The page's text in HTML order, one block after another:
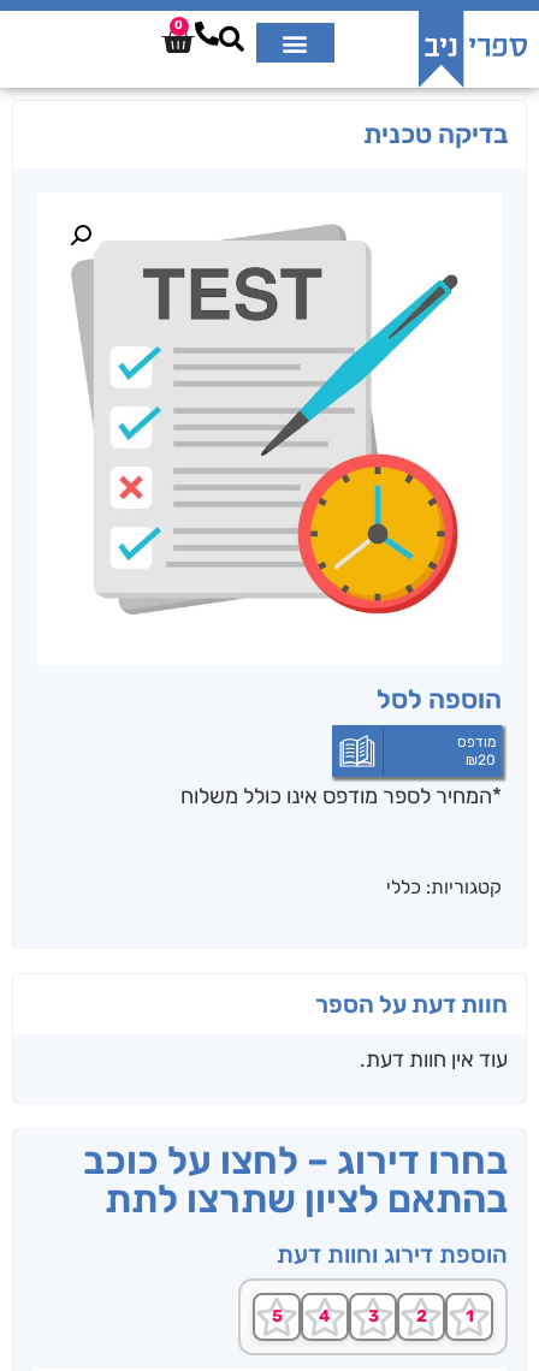
0
בדיקה טכנית
הוספה לסל
מודפס
₪20
*המחיר לספר מודפס אינו כולל משלוח
קטגוריות: כללי
חוות דעת על הספר
עוד אין חוות דעת.
בחרו דירוג – לחצו על כוכב
בהתאם לציון שתרצו לתת
הוספת דירוג וחוות דעת